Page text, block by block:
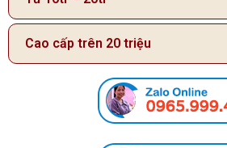
Cao cấp trên 20 triệu